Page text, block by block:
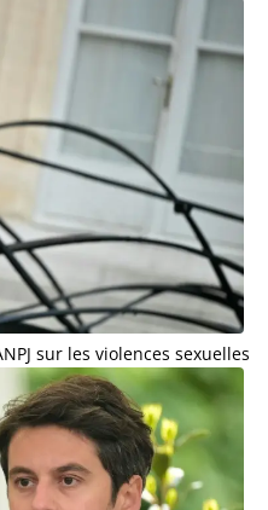
sur les violences sexuelles